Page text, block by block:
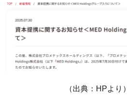
（出典：HPより）